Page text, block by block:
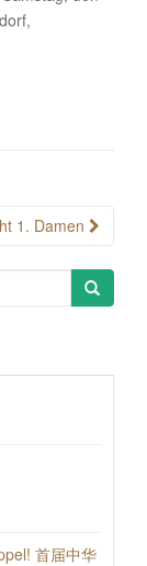
1. Damen
首届中华